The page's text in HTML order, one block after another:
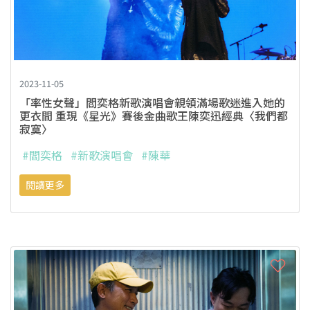
2023-11-05
「率性女聲」閻奕格新歌演唱會親領滿場歌迷進入她的
更衣間 重現《星光》賽後金曲歌王陳奕迅經典〈我們都
寂寞〉
#閻奕格 #新歌演唱會 #陳華
閱讀更多